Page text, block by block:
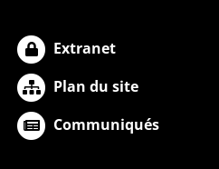
Extranet
Plan du site
Communiqués